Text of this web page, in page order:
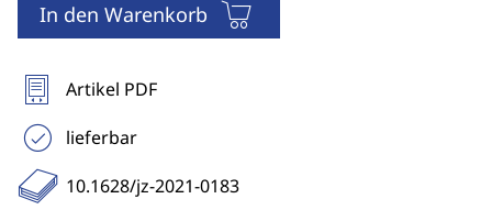
In den Warenkorb
Artikel PDF
lieferbar
10.1628/jz-2021-0183